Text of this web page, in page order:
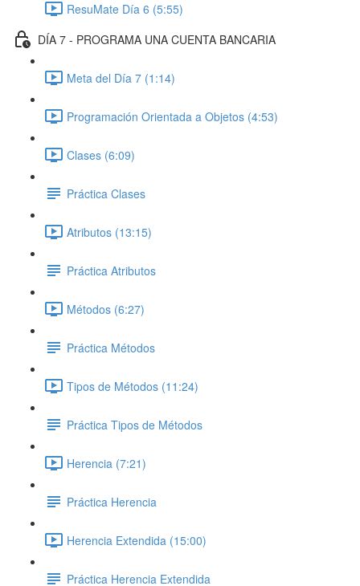
ResuMate Día 6 (5:55)
DÍA 7 - PROGRAMA UNA CUENTA BANCARIA
Meta del Día 7 (1:14)
Programación Orientada a Objetos (4:53)
Clases (6:09)
Práctica Clases
Atributos (13:15)
Práctica Atributos
Métodos (6:27)
Práctica Métodos
Tipos de Métodos (11:24)
Práctica Tipos de Métodos
Herencia (7:21)
Práctica Herencia
Herencia Extendida (15:00)
Práctica Herencia Extendida